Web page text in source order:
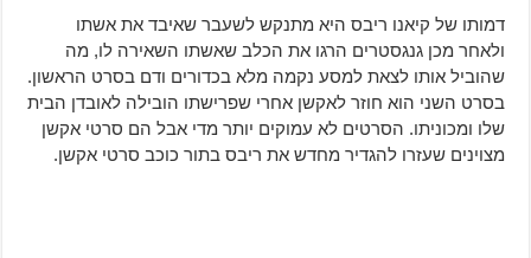
דמותו של קיאנו ריבס היא מתנקש לשעבר שאיבד את אשתו
ולאחר מכן גנגסטרים הרגו את הכלב שאשתו השאירה לו, מה
שהוביל אותו לצאת למסע נקמה מלא בכדורים ודם בסרט הראשון.
בסרט השני הוא חוזר לאקשן אחרי שפרישתו הובילה לאובדן הבית
שלו ומכוניתו. הסרטים לא עמוקים יותר מדי אבל הם סרטי אקשן
מצוינים שעזרו להגדיר מחדש את ריבס בתור כוכב סרטי אקשן.